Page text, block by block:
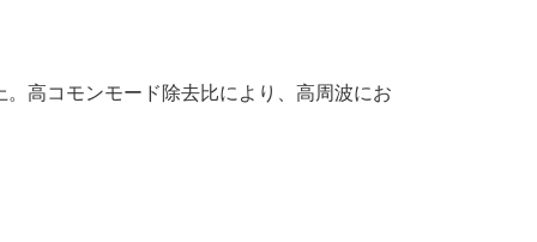
高コモンモード除去比により、高周波にお